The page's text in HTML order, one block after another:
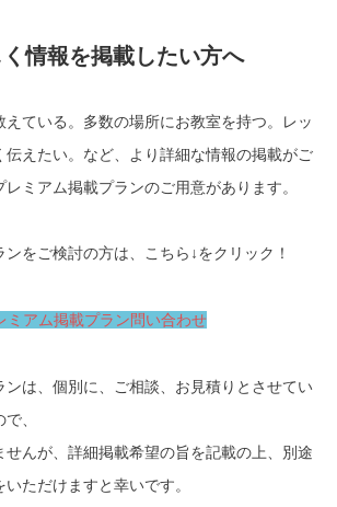
情報を掲載したい方へ
えている。多数の場所にお教室を持つ。レッ
伝えたい。など、より詳細な情報の掲載がご
ミアム掲載プランのご用意があります。
をご検討の方は、こちら↓をクリック！
ミアム掲載プラン問い合わせ
ンは、個別に、ご相談、お見積りとさせてい
、
せんが、詳細掲載希望の旨を記載の上、別途
ただけますと幸いです。